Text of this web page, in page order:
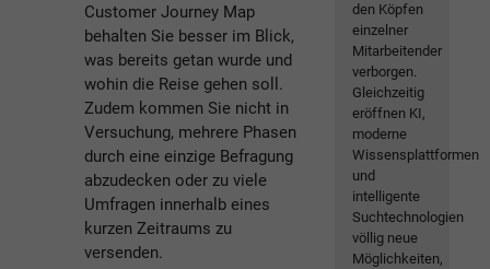
Customer Journey Map
behalten Sie besser im Blick,
was bereits getan wurde und
wohin die Reise gehen soll.
Zudem kommen Sie nicht in
Versuchung, mehrere Phasen
durch eine einzige Befragung
abzudecken oder zu viele
Umfragen innerhalb eines
kurzen Zeitraums zu
versenden.
den Köpfen
einzelner
Mitarbeitender
verborgen.
Gleichzeitig
eröffnen KI,
moderne
Wissensplattformen
und
intelligente
Suchtechnologien
völlig neue
Möglichkeiten,